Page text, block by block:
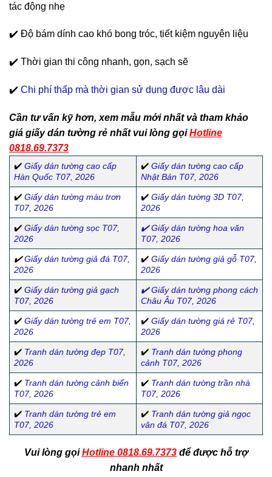
tác động nhẹ
✔️ Độ bám dính cao khó bong tróc, tiết kiệm nguyên liệu
✔️ Thời gian thi công nhanh, gọn, sạch sẽ
✔️ Chi phí thấp mà thời gian sử dụng được lâu dài
Cần tư vấn kỹ hơn, xem mẫu mới nhất và tham khảo
giá giấy dán tường rẻ nhất vui lòng gọiHotline
0818.69.7373
✔️Giấy dán tường cao cấp
Hàn Quốc T07, 2026
✔️Giấy dán tường cao cấp
Nhật Bản T07, 2026
✔️Giấy dán tường màu trơn
T07, 2026
✔️Giấy dán tường 3D T07,
2026
✔️Giấy dán tường sọc T07,
2026
✔️ Giấy dán tường hoa văn
T07, 2026
✔️Giấy dán tường giả đá T07,
2026
✔️Giấy dán tường giả gỗ T07,
2026
✔️Giấy dán tường giả gạch
T07, 2026
✔️ Giấy dán tường phong cách
Châu Âu T07, 2026
✔️Giấy dán tường trẻ em T07,
2026
✔️Giấy dán tường giá rẻ T07,
2026
✔️ Tranh dán tường đẹp T07,
2026
✔️ Tranh dán tường phong
cảnh T07, 2026
✔️ Tranh dán tường cảnh biển
T07, 2026
✔️ Tranh dán tường trần nhà
T07, 2026
✔️ Tranh dán tường trẻ em
T07, 2026
✔️ Tranh dán tường giả ngọc
vân đá T07, 2026
Vui lòng gọiHotline 0818.69.7373 để được hỗ trợ
nhanh nhất